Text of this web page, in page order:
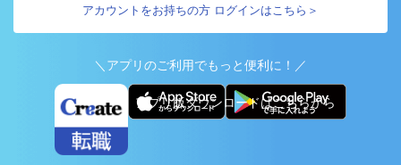
アカウントをお持ちの方 ログインはこちら＞
＼アプリのご利用でもっと便利に！／
アプリ版ダウンロードはこちらから